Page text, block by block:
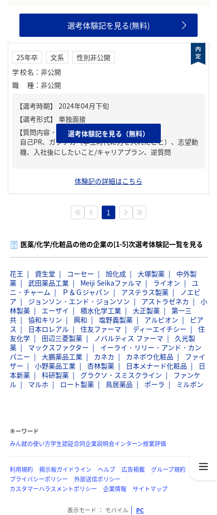
選考体験記を見る(無料)
25年卒 文系
性別非公開
学校名 ： 非公開
職種 ： 非公開
【質問内容・課題】
自己PR、ガクチカ（学生時代に力を入れたこと）、志望動
機、入社後にしたいこと/キャリアプラン、逆質問
選考体験記を見る（無料）
体験記の詳細はこちら
1
医薬/化学/化粧品の他の企業の[1-5]次選考体験記一覧を見る
花王 資生堂 コーセー 旭化成 大塚製薬
中外製
薬
武田薬品工業 Meiji Seikaファルマ ライオン
ユ
ニ・チャーム
Ｐ＆Ｇジャパン アステラス製薬
ノエビ
ア
ジョンソン・エンド・ジョンソン アストラゼネカ
小
林製薬
エーザイ 積水化学工業 大正製薬
第一三
共
協和キリン 興和 塩野義製薬 アルビオン
ピア
ス
日本ロレアル 住友ファーマ ディーエイチシー
住
友化学
田辺三菱製薬 ノバルティス ファーマ
久光製
薬
マックスファクター
イーライ・リリー・アンド・カン
パニー
大鵬薬品工業 カネカ カネボウ化粧品
ファイ
ザー
小野薬品工業 杏林製薬 日本メナード化粧品
日
本新薬
科研製薬 グラクソ・スミスクライン
ファンケ
ル
マルホ ロート製薬 鳥居薬品 ポーラ ミルボン
キーワード
みん就の使い方学生認証合同企業説明会インターン授業評価
利用規約 掲示板ガイドライン ヘルプ 広告掲載
グループ規約
プライバシーポリシー
外部送信ポリシー
カスタマーハラスメントポリシー
企業情報 サイトマップ
表示モード モバイル PC